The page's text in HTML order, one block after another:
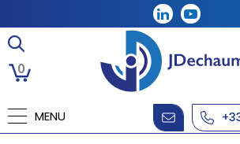
0
MENU